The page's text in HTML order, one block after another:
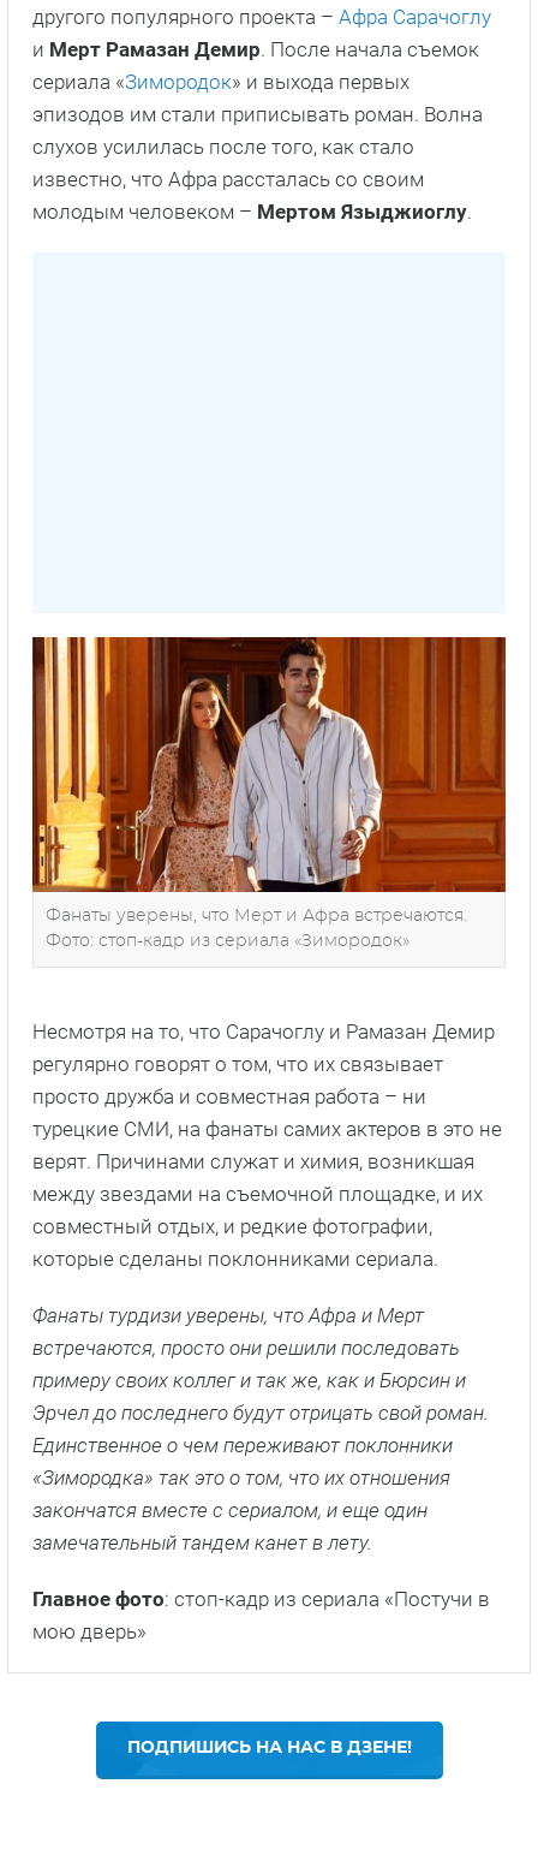
другого популярного проекта – Афра Сарачоглу
и Мерт Рамазан Демир. После начала съемок
сериала «Зимородок» и выхода первых
эпизодов им стали приписывать роман. Волна
слухов усилилась после того, как стало
известно, что Афра рассталась со своим
молодым человеком – Мертом Языджиоглу.
Фанаты уверены, что Мерт и Афра встречаются.
Фото: стоп-кадр из сериала «Зимородок»
Несмотря на то, что Сарачоглу и Рамазан Демир
регулярно говорят о том, что их связывает
просто дружба и совместная работа – ни
турецкие СМИ, на фанаты самих актеров в это не
верят. Причинами служат и химия, возникшая
между звездами на съемочной площадке, и их
совместный отдых, и редкие фотографии,
которые сделаны поклонниками сериала.
Фанаты турдизи уверены, что Афра и Мерт
встречаются, просто они решили последовать
примеру своих коллег и так же, как и Бюрсин и
Эрчел до последнего будут отрицать свой роман.
Единственное о чем переживают поклонники
«Зимородка» так это о том, что их отношения
закончатся вместе с сериалом, и еще один
замечательный тандем канет в лету.
Главное фото: стоп-кадр из сериала «Постучи в
мою дверь»
ПОДПИШИСЬ НА НАС В ДЗЕНЕ!